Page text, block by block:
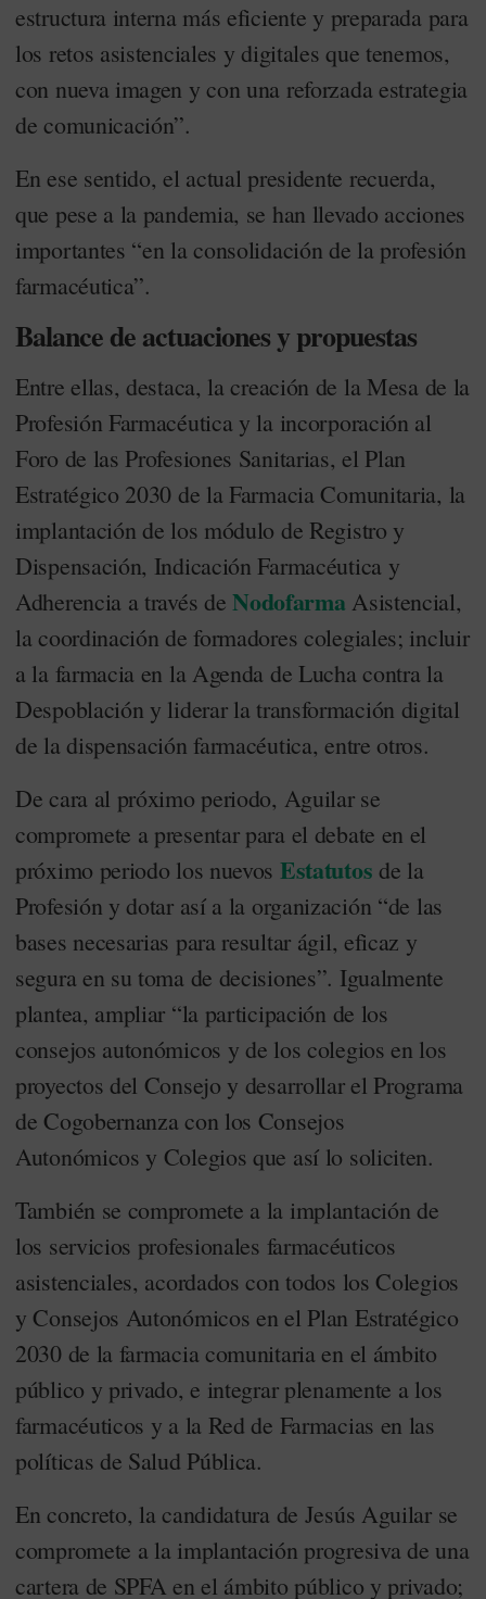
estructura interna más eficiente y preparada para
los retos asistenciales y digitales que tenemos,
con nueva imagen y con una reforzada estrategia
de comunicación”.
En ese sentido, el actual presidente recuerda,
que pese a la pandemia, se han llevado acciones
importantes “en la consolidación de la profesión
farmacéutica”.
Balance de actuacionesy propuestas
Entre ellas, destaca, la creación de la Mesa de la
Profesión Farmacéutica y la incorporación al
Foro de las Profesiones Sanitarias, el Plan
Estratégico 2030 de la Farmacia Comunitaria, la
implantación de los módulo de Registro y
Dispensación, Indicación Farmacéutica y
Adherencia a través deNodofarmaAsistencial,
la coordinación de formadores colegiales; incluir
a la farmacia en la Agenda de Lucha contra la
Despoblación y liderar la transformación digital
de la dispensación farmacéutica, entre otros.
De cara al próximo periodo, Aguilar se
compromete a presentar para el debate en el
próximo periodo los nuevos Estatutos de la
Profesión y dotar así a la organización “de las
bases necesarias para resultar ágil, eficaz y
segura en su toma de decisiones”. Igualmente
plantea, ampliar “la participación de los
consejos autonómicos y de los colegios en los
proyectos del Consejo y desarrollar el Programa
de Cogobernanza con los Consejos
Autonómicos y Colegios que así lo soliciten.
También se compromete a la implantación de
los servicios profesionales farmacéuticos
asistenciales, acordados con todos los Colegios
y Consejos Autonómicos en el Plan Estratégico
2030 de la farmacia comunitaria en el ámbito
público y privado, e integrar plenamente a los
farmacéuticos y a la Red de Farmacias en las
políticas de Salud Pública.
En concreto, la candidatura de Jesús Aguilar se
compromete a la implantación progresiva de una
cartera de SPFA en el ámbito público y privado;